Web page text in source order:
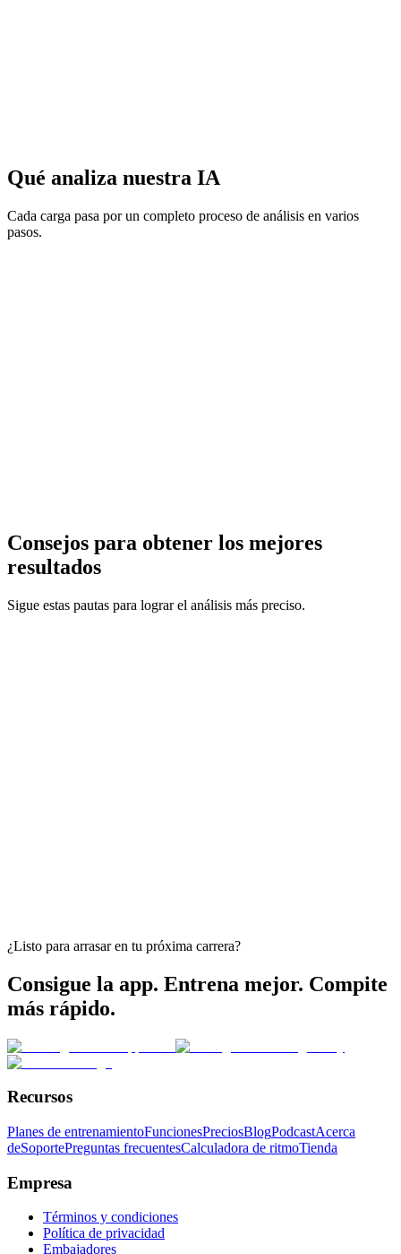
Qué analiza nuestra IA
Cada carga pasa por un completo proceso de análisis en varios
pasos.
Consejos para obtener los mejores
resultados
Sigue estas pautas para lograr el análisis más preciso.
¿Listo para arrasar en tu próxima carrera?
Consigue la app. Entrena mejor. Compite
más rápido.
Recursos
Planes de entrenamientoFuncionesPreciosBlogPodcastAcerca
deSoportePreguntas frecuentesCalculadora de ritmoTienda
Empresa
Términos y condiciones
Política de privacidad
Embajadores